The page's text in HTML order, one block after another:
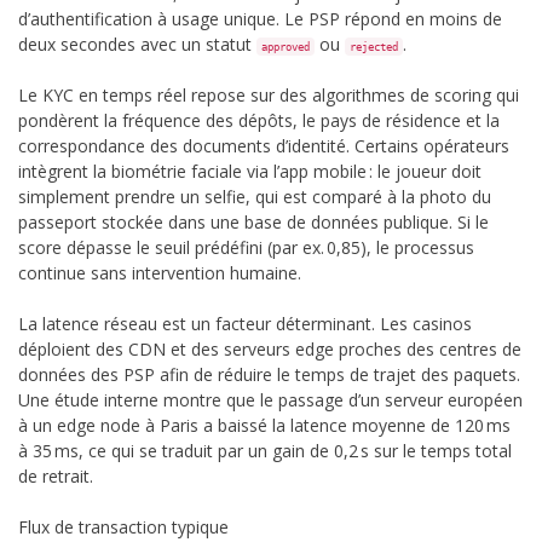
d’authentification à usage unique. Le PSP répond en moins de
deux secondes avec un statut
approved ou rejected .
Le KYC en temps réel repose sur des algorithmes de scoring qui
pondèrent la fréquence des dépôts, le pays de résidence et la
correspondance des documents d’identité. Certains opérateurs
intègrent la biométrie faciale via l’app mobile : le joueur doit
simplement prendre un selfie, qui est comparé à la photo du
passeport stockée dans une base de données publique. Si le
score dépasse le seuil prédéfini (par ex. 0,85), le processus
continue sans intervention humaine.
La latence réseau est un facteur déterminant. Les casinos
déploient des CDN et des serveurs edge proches des centres de
données des PSP afin de réduire le temps de trajet des paquets.
Une étude interne montre que le passage d’un serveur européen
à un edge node à Paris a baissé la latence moyenne de 120 ms
à 35 ms, ce qui se traduit par un gain de 0,2 s sur le temps total
de retrait.
Flux de transaction typique